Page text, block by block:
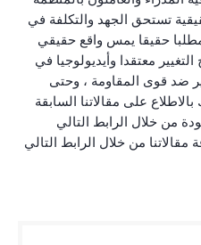
تستحق الجهد والتكلفة في
مطلبا حقيقا يمس واقع حقيقي
معتقدا وأيديولوجيا في
ضد قوى المقاومة ، وحتى
على مقالاتنا السابقة
من خلال الرابط التالي
مقالاتنا من خلال الرابط التالي